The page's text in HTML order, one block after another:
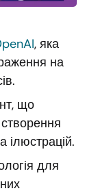
, яка
на
що
ілюстрацій.
для